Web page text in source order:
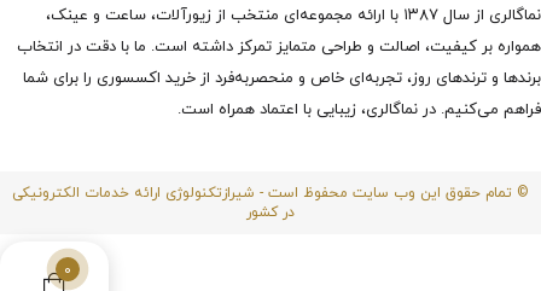
0
نماگالری از سال ۱۳۸۷ با ارائه مجموعه‌ای منتخب از زیورآلات، ساعت و عینک،
همواره بر کیفیت، اصالت و طراحی متمایز تمرکز داشته است. ما با دقت در انتخاب
برندها و ترندهای روز، تجربه‌ای خاص و منحصربه‌فرد از خرید اکسسوری را برای شما
فراهم می‌کنیم. در نماگالری، زیبایی با اعتماد همراه است.
© تمام حقوق این وب سایت محفوظ است - شیرازتکنولوژی ارائه خدمات الکترونیکی
در کشور